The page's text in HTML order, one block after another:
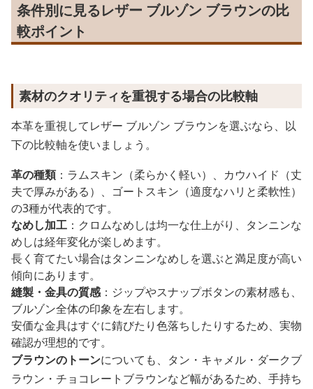
条件別に見るレザー ブルゾン ブラウンの比
較ポイント
素材のクオリティを重視する場合の比較軸
本革を重視してレザー ブルゾン ブラウンを選ぶなら、以
下の比較軸を使いましょう。
革の種類：ラムスキン（柔らかく軽い）、カウハイド（丈
夫で厚みがある）、ゴートスキン（適度なハリと柔軟性）
の3種が代表的です。
なめし加工 ：クロムなめしは均一な仕上がり、タンニンな
めしは経年変化が楽しめます。
長く育てたい場合はタンニンなめしを選ぶと満足度が高い
傾向にあります。
縫製・金具の質感：ジップやスナップボタンの素材感も、
ブルゾン全体の印象を左右します。
安価な金具はすぐに錆びたり色落ちしたりするため、実物
確認が理想的です。
ブラウンのトーンについても、タン・キャメル・ダークブ
ラウン・チョコレートブラウンなど幅があるため、手持ち